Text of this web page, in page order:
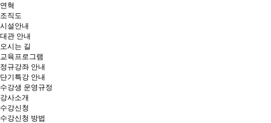
연혁
조직도
시설안내
대관 안내
오시는 길
교육프로그램
정규강좌 안내
단기특강 안내
수강생 운영규정
강사소개
수강신청
수강신청 방법